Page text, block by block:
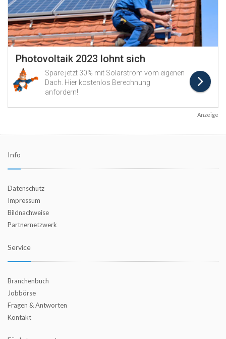
Anzeige
Info
Datenschutz
Impressum
Bildnachweise
Partnernetzwerk
Service
Branchenbuch
Jobbörse
Fragen & Antworten
Kontakt